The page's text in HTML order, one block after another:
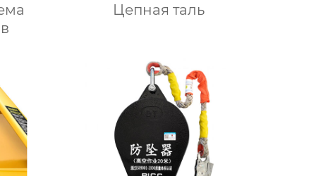
Цепная таль